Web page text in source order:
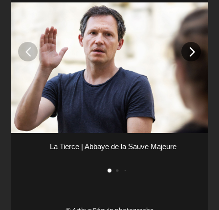
La Tierce | Abbaye de la Sauve Majeure